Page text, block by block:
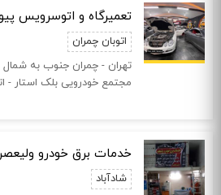
تعمیرگاه و اتوسرویس
اتوبان چمران
تهران - چمران جنوب به
مجتمع خودرویی بلک استار -
خدمات برق خودرو
شادآباد